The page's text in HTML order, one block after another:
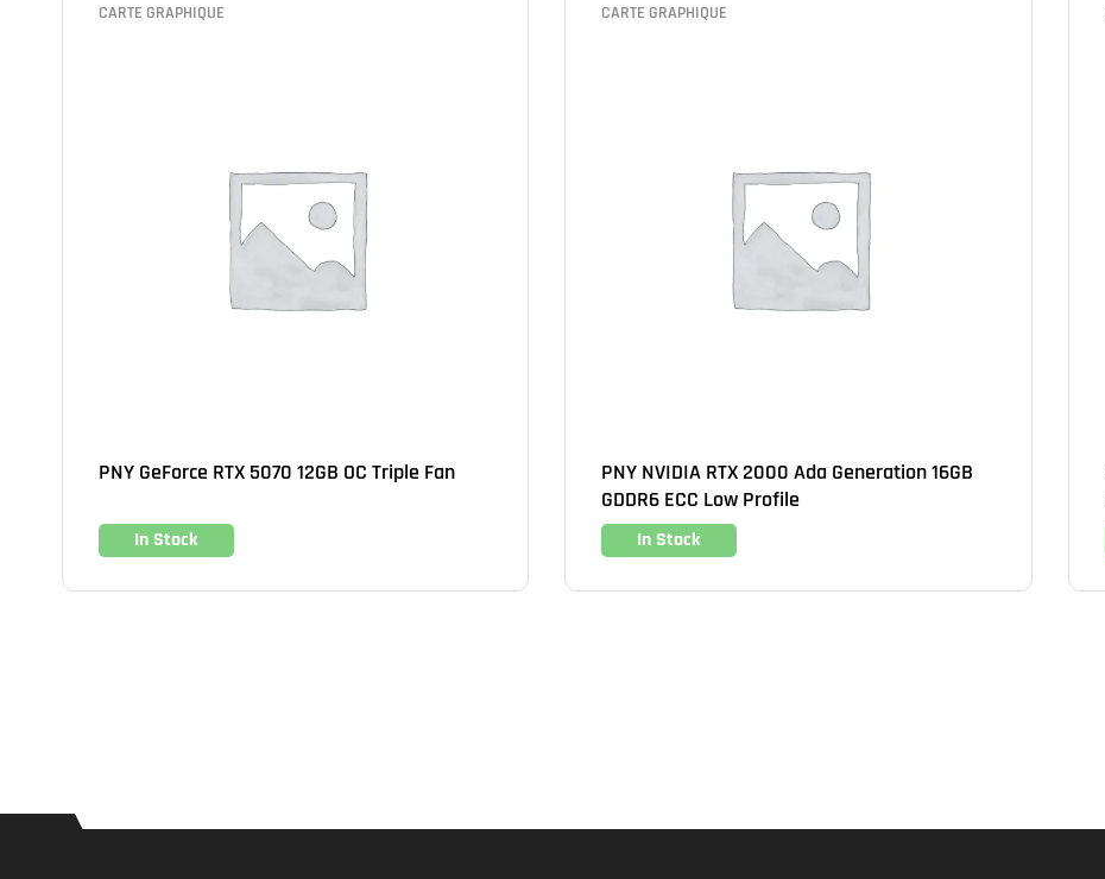
CARTE GRAPHIQUE
PNY GeForce RTX 5070 12GB OC Triple Fan
In Stock
CARTE GRAPHIQUE
PNY NVIDIA RTX 2000 Ada Generation 16GB
GDDR6 ECC Low Profile
In Stock